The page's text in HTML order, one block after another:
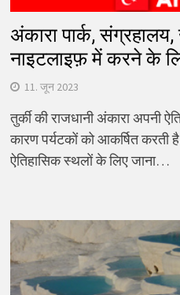
अंकारा पार्क,
नाइटलाइफ़ में करने के
11. जून 2023
तुर्की की राजधानी अंकारा
कारण पर्यटकों को आकर्षित
ऐतिहासिक स्थलों के लिए जाना…